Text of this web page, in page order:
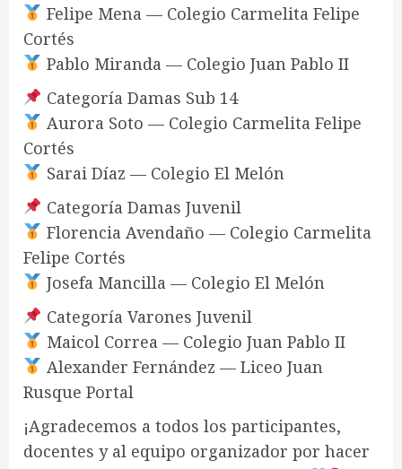
Felipe Mena — Colegio Carmelita Felipe
Cortés
Pablo Miranda — Colegio Juan Pablo II
Categoría Damas Sub 14
Aurora Soto — Colegio Carmelita Felipe
Cortés
Sarai Díaz — Colegio El Melón
Categoría Damas Juvenil
Florencia Avendaño — Colegio Carmelita
Felipe Cortés
Josefa Mancilla — Colegio El Melón
Categoría Varones Juvenil
Maicol Correa — Colegio Juan Pablo II
Alexander Fernández — Liceo Juan
Rusque Portal
¡Agradecemos a todos los participantes,
docentes y al equipo organizador por hacer